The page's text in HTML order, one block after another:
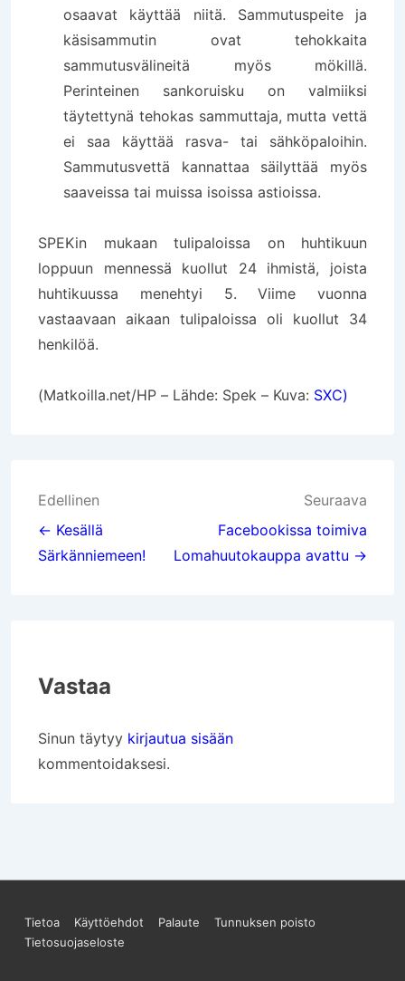
osaavat käyttää niitä. Sammutuspeite ja
käsisammutin ovat tehokkaita
sammutusvälineitä myös mökillä.
Perinteinen sankoruisku on valmiiksi
täytettynä tehokas sammuttaja, mutta vettä
ei saa käyttää rasva- tai sähköpaloihin.
Sammutusvettä kannattaa säilyttää myös
saaveissa tai muissa isoissa astioissa.
SPEKin mukaan tulipaloissa on huhtikuun
loppuun mennessä kuollut 24 ihmistä, joista
huhtikuussa menehtyi 5. Viime vuonna
vastaavaan aikaan tulipaloissa oli kuollut 34
henkilöä.
(Matkoilla.net/HP – Lähde: Spek – Kuva: SXC)
Artikkelien
selaus
Edellinen
← Kesällä
Särkänniemeen!
Seuraava
Facebookissa toimiva
Lomahuutokauppa avattu →
Vastaa
Sinun täytyy kirjautua sisään
kommentoidaksesi.
Sivun
Tietoa Käyttöehdot Palaute
Tunnuksen poisto
Tietosuojaseloste